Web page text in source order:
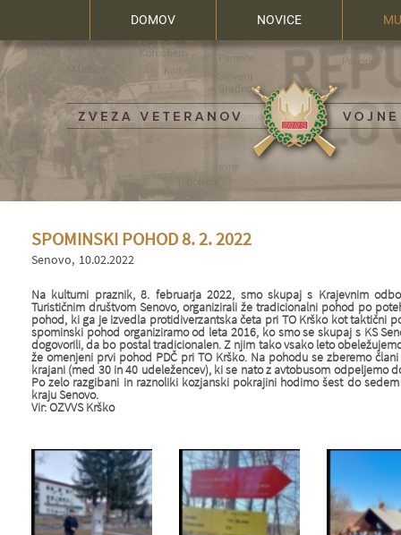
DOMOV NOVICE
SPOMINSKI POHOD 8. 2. 2022
Senovo 10.02.2022
Na kulturni praznik, 8. februarja 2022, smo skupaj s Krajevnim
Turističnim društvom Senovo, organizirali že tradicionalni pohod po
pohod, ki ga je izvedla protidiverzantska četa pri TO Krško kot taktični
spominski pohod organiziramo od leta 2016, ko smo se skupaj s KS
dogovorili, da bo postal tradicionalen. Z njim tako vsako leto
že omenjeni prvi pohod PDČ pri TO Krško. Na pohodu se zberemo
krajani (med 30 in 40 udeležencev), ki se nato z avtobusom odpeljemo
Po zelo razgibani in raznoliki kozjanski pokrajini hodimo šest do
kraju Senovo.
Vir: OZVVS Krško